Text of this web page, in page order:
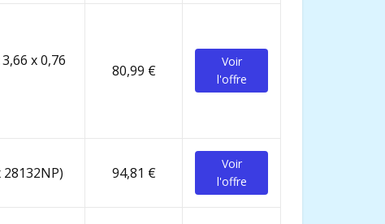
x 0,76
80,99 €
Voir
l'offre
94,81 €
Voir
l'offre